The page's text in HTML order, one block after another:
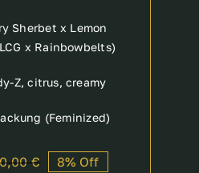
Sherbet x Lemon
x Rainbowbelts)
Z, citrus, creamy
(Feminized)
€Original
Current
8% Off